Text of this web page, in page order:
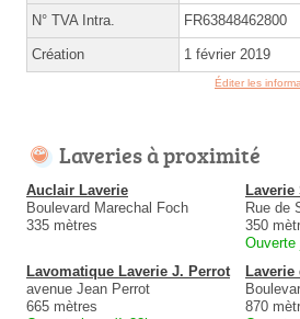
N° TVA Intra. FR63848462800
Création 1 février 2019
Éditer les
Laveries à proximité
Auclair Laverie
Boulevard Marechal Foch
335 mètres
Rue de
350
Ouverte
Lavomatique Laverie J. Perrot
avenue Jean Perrot
665 mètres
870